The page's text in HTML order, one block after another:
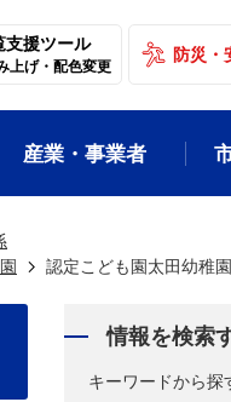
支援ツール
上げ・配色変更
防災・
産業・事業者
認定こども園太田幼稚園
情報を検索
キーワードから探